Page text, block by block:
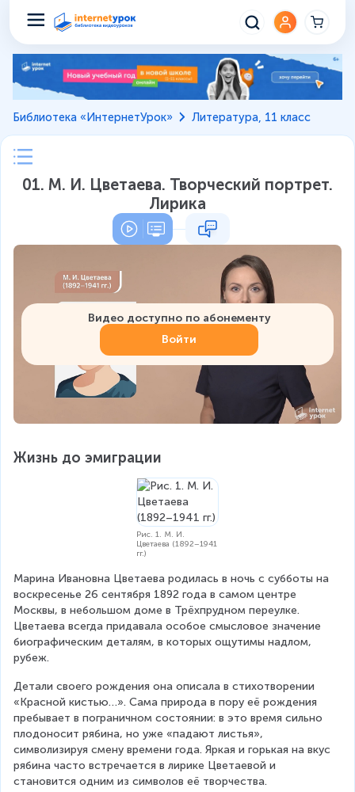
Библиотека «ИнтернетУрок» Литература, 11 класс
01. М. И. Цветаева. Творческий портрет.
Лирика
Видео доступно по абонементу
Войти
Жизнь до эмиграции
Рис. 1. М. И.
Цветаева (1892–1941
гг.)
Марина Ивановна Цветаева родилась в ночь с субботы на
воскресенье 26 сентября 1892 года в самом центре
Москвы, в небольшом доме в Трёхпрудном переулке.
Цветаева всегда придавала особое смысловое значение
биографическим деталям, в которых ощутимы надлом,
рубеж.
Детали своего рождения она описала в стихотворении
«Красной кистью…». Сама природа в пору её рождения
пребывает в пограничном состоянии: в это время сильно
плодоносит рябина, но уже «падают листья»,
символизируя смену времени года. Яркая и горькая на вкус
рябина часто встречается в лирике Цветаевой и
становится одним из символов её творчества.